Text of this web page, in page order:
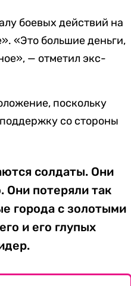
боевых действий на
«Это большие деньги,
— отметил экс-
поскольку
со стороны
солдаты. Они
Они потеряли так
города с золотыми
и его глупых